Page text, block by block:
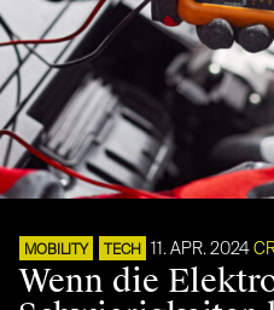
MOBILITY TECH 11. APR. 2024
Wenn die